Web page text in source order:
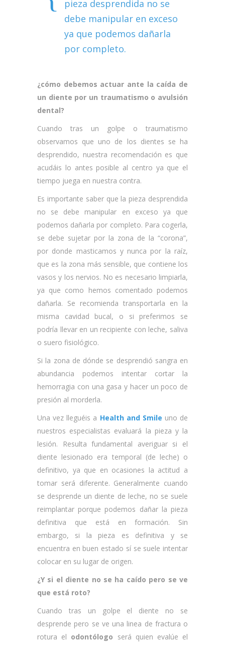
pieza desprendida no se
debe manipular en exceso
ya que podemos dañarla
por completo.
¿cómo debemos actuar ante la caída de
un diente por un traumatismo o avulsión
dental?
Cuando tras un golpe o traumatismo
observamos que uno de los dientes se ha
desprendido, nuestra recomendación es que
acudáis lo antes posible al centro ya que el
tiempo juega en nuestra contra.
Es importante saber que la pieza desprendida
no se debe manipular en exceso ya que
podemos dañarla por completo. Para cogerla,
se debe sujetar por la zona de la “corona”,
por donde masticamos y nunca por la raíz,
que es la zona más sensible, que contiene los
vasos y los nervios. No es necesario limpiarla,
ya que como hemos comentado podemos
dañarla. Se recomienda transportarla en la
misma cavidad bucal, o si preferimos se
podría llevar en un recipiente con leche, saliva
o suero fisiológico.
Si la zona de dónde se desprendió sangra en
abundancia podemos intentar cortar la
hemorragia con una gasa y hacer un poco de
presión al morderla.
Una vez lleguéis a Health and Smile uno de
nuestros especialistas evaluará la pieza y la
lesión. Resulta fundamental averiguar si el
diente lesionado era temporal (de leche) o
definitivo, ya que en ocasiones la actitud a
tomar será diferente. Generalmente cuando
se desprende un diente de leche, no se suele
reimplantar porque podemos dañar la pieza
definitiva que está en formación. Sin
embargo, si la pieza es definitiva y se
encuentra en buen estado sí se suele intentar
colocar en su lugar de origen.
¿Y si el diente no se ha caído pero se ve
que está roto?
Cuando tras un golpe el diente no se
desprende pero se ve una linea de fractura o
rotura el odontólogo será quien evalúe el